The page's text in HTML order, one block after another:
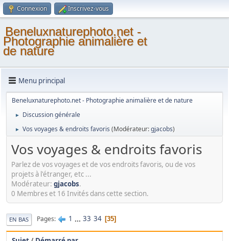
Connexion Inscrivez-vous
Beneluxnaturephoto.net -
Photographie animalière et
de nature
Menu principal
Beneluxnaturephoto.net - Photographie animalière et de nature
► Discussion générale
► Vos voyages & endroits favoris (Modérateur:gjacobs)
Vos voyages & endroits favoris
Parlez de vos voyages et de vos endroits favoris, ou de vos
projets à l'étranger, etc ...
Modérateur: gjacobs.
0 Membres et 16 Invités dans cette section.
EN BAS Pages 1 ... 33 34 35